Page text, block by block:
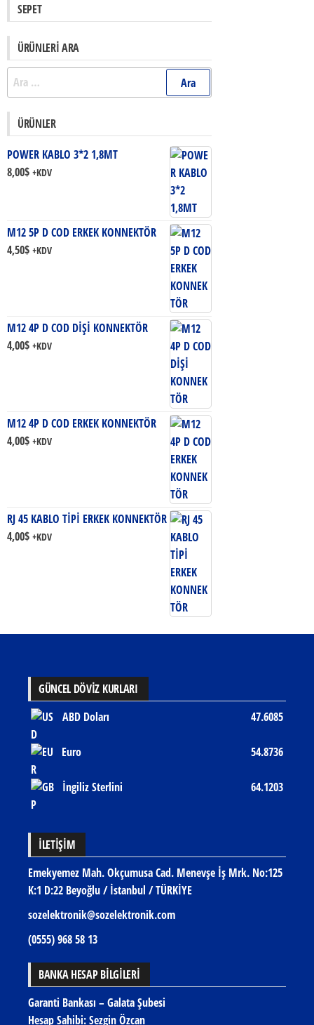
SEPET
ÜRÜNLERI ARA
Arama:
ÜRÜNLER
POWER KABLO 3*2 1,8MT
8,00$ +KDV
M12 5P D COD ERKEK KONNEKTÖR
4,50$ +KDV
M12 4P D COD DİŞİ KONNEKTÖR
4,00$ +KDV
M12 4P D COD ERKEK KONNEKTÖR
4,00$ +KDV
RJ 45 KABLO TİPİ ERKEK KONNEKTÖR
4,00$ +KDV
GÜNCEL DÖVİZ KURLARI
ABD Doları
47.6085
Euro 54.8736
İngiliz Sterlini 64.1203
İLETIŞIM
Emekyemez Mah. Okçumusa Cad. Menevşe İş Mrk. No:125
K:1 D:22 Beyoğlu / İstanbul / TÜRKİYE
sozelektronik@sozelektronik.com
(0555) 968 58 13
BANKA HESAP BİLGİLERİ
Garanti Bankası – Galata Şubesi
Hesap Sahibi: Sezgin Özcan